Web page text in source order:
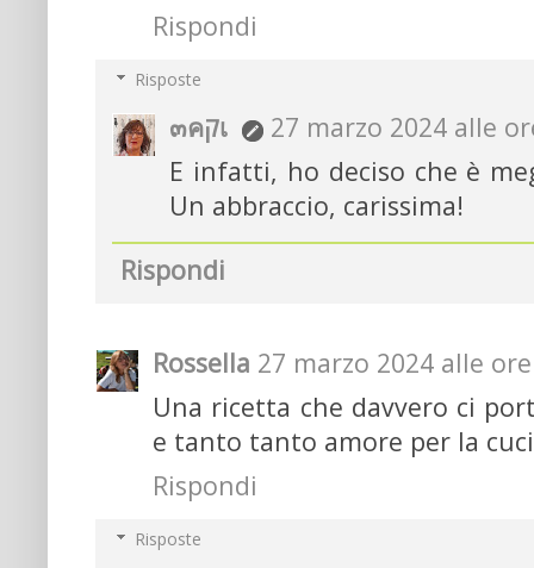
Rispondi
Risposte
๓คקเ
27 marzo 2024 alle
E infatti, ho deciso che è
Un abbraccio, carissima!
Rispondi
Rossella 27 marzo 2024 alle
Una ricetta che davvero ci
e tanto tanto amore per la
Rispondi
Risposte